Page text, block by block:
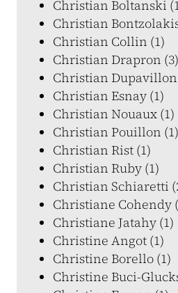
Christian Boltanski
Christian
Christian Collin (1)
Christian Drapron (3)
Christian Dupavillon
Christian Esnay (1)
Christian Nouaux (1)
Christian Pouillon (1)
Christian Rist (1)
Christian Ruby (1)
Christian Schiaretti
Christiane Cohendy
Christiane Jatahy (1)
Christine Angot (1)
Christine Borello (1)
Christine Buci-